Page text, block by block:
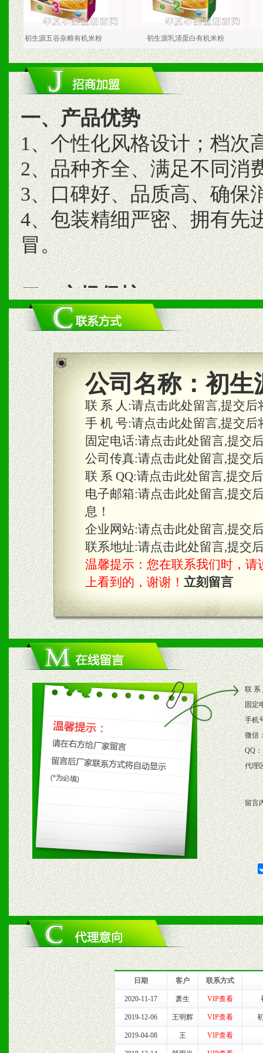
生源五谷杂粮有机米粉 初生源乳清蛋白有机米粉
一、产品优势
1、个性化风格设计；档次
2、品种齐全、满足不同消
3、口碑好、品质高、确保
4、包装精细严密、拥有先
冒。
二、市场保护
1、统一市场价格；建立全
商利润。
2、区域独家经营；建立区
合作关系。
三、物料及媒体
1、免费提供体验及宣传彩
2、不定期在各大知名网站
知名度和影响力。
3、根据地方实际情况提供
具。
四、市场操作及支持
1、根据区域市场协助制定
2、根据具体情况公司给予
3、根据市场需要，派驻区
保产品顺利销售。
4、根据市场情况公司给予
购支持。
五、退换货制度
1、给予前期市场操作一定
2、对于临期，滞销品给予
六、服务优势
1、完善的信息服务咨询中
我们将及时回复您的疑问。
2、售后服务：突发性产品
以及时受理记录并合理妥
公司名称：初生
联 系 人:请点击此处留言,提交
手 机 号:请点击此处留言,提交
固定电话:请点击此处留言,提交
公司传真:请点击此处留言,提交
联 系 QQ:请点击此处留言,提交
电子邮箱:请点击此处留言,提交
息！
企业网站:请点击此处留言,提交
联系地址:请点击此处留言,提交
温馨提示：您在联系我们时，请
上看到的，谢谢！ 立刻留言
联 系
固定
手机
微信
QQ：
代理
留言
日期 客户 联系方式
2020-11-17 萧生 VIP查看
2019-12-06 王明辉 VIP查看
2019-04-08 王 VIP查看